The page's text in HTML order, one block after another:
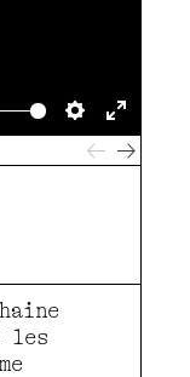
Settings
Enter
les